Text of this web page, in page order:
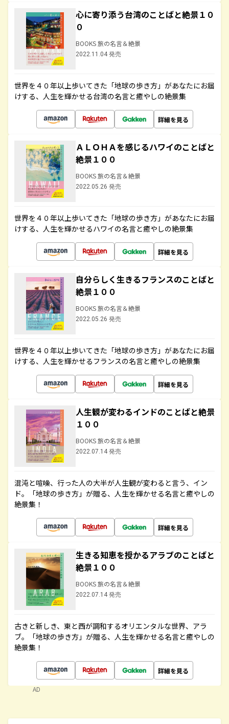
心に寄り添う台湾のことばと絶景１０
０
BOOKS 旅の名言＆絶景
2022.11.04 発売
世界を４０年以上歩いてきた「地球の歩き方」があなたにお届
けする、人生を輝かせる台湾の名言と癒やしの絶景集
詳細を見る
ＡＬＯＨＡを感じるハワイのことばと
絶景１００
BOOKS 旅の名言＆絶景
2022.05.26 発売
世界を４０年以上歩いてきた「地球の歩き方」があなたにお届
けする、人生を輝かせるハワイの名言と癒やしの絶景集
詳細を見る
自分らしく生きるフランスのことばと
絶景１００
BOOKS 旅の名言＆絶景
2022.05.26 発売
世界を４０年以上歩いてきた「地球の歩き方」があなたにお届
けする、人生を輝かせるフランスの名言と癒やしの絶景集
詳細を見る
人生観が変わるインドのことばと絶景
１００
BOOKS 旅の名言＆絶景
2022.07.14 発売
混沌と喧噪、行った人の大半が人生観が変わると言う、イン
ド。「地球の歩き方」が贈る、人生を輝かせる名言と癒やしの
絶景集！
詳細を見る
生きる知恵を授かるアラブのことばと
絶景１００
BOOKS 旅の名言＆絶景
2022.07.14 発売
古きと新しき、東と西が調和するオリエンタルな世界、アラ
ブ。「地球の歩き方」が贈る、人生を輝かせる名言と癒やしの
絶景集！
詳細を見る
AD